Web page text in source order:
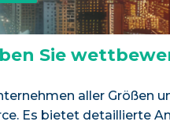
Sie
aller Größen
Es bietet detaillierte